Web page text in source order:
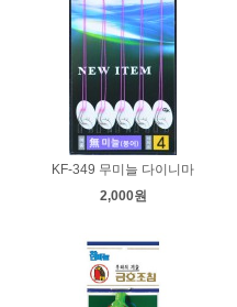
KF-349 무미늘 다이니마
2,000원